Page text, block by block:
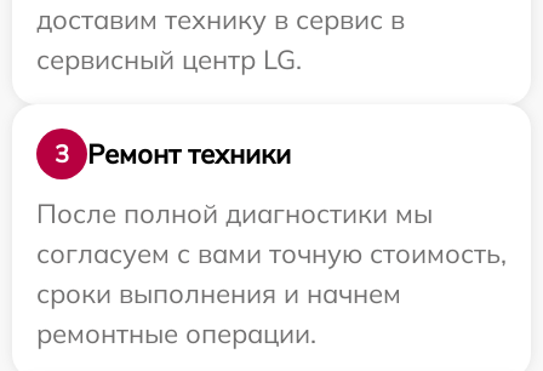
доставим технику в сервис в
сервисный центр LG.
3
Ремонт техники
После полной диагностики мы
согласуем с вами точную стоимость,
сроки выполнения и начнем
ремонтные операции.